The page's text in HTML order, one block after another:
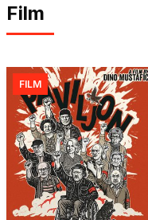
Film
FILM